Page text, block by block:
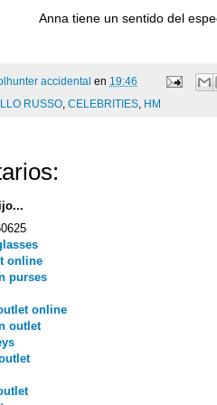
Anna tiene un sentido del
accidental en 19:46
RUSSO CELEBRITIES HM
online
purses
online
outlet